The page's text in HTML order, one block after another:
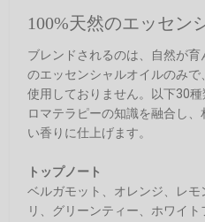
100%天然のエッセン
ブレンドされるのは、自然が
のエッセンシャルオイルのみ
使用しておりません。以下30
ロマテラピーの知識を融合し
い香りに仕上げます。
トップノート
ベルガモット、オレンジ、レ
リ、グリーンティー、ホワイ